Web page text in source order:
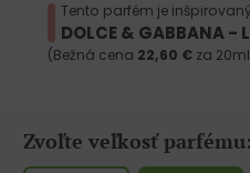
Tento parfém je
DOLCE & GABBANA -
(Bežná cena 22,60 € za
Zvoľte veľkosť parfému: